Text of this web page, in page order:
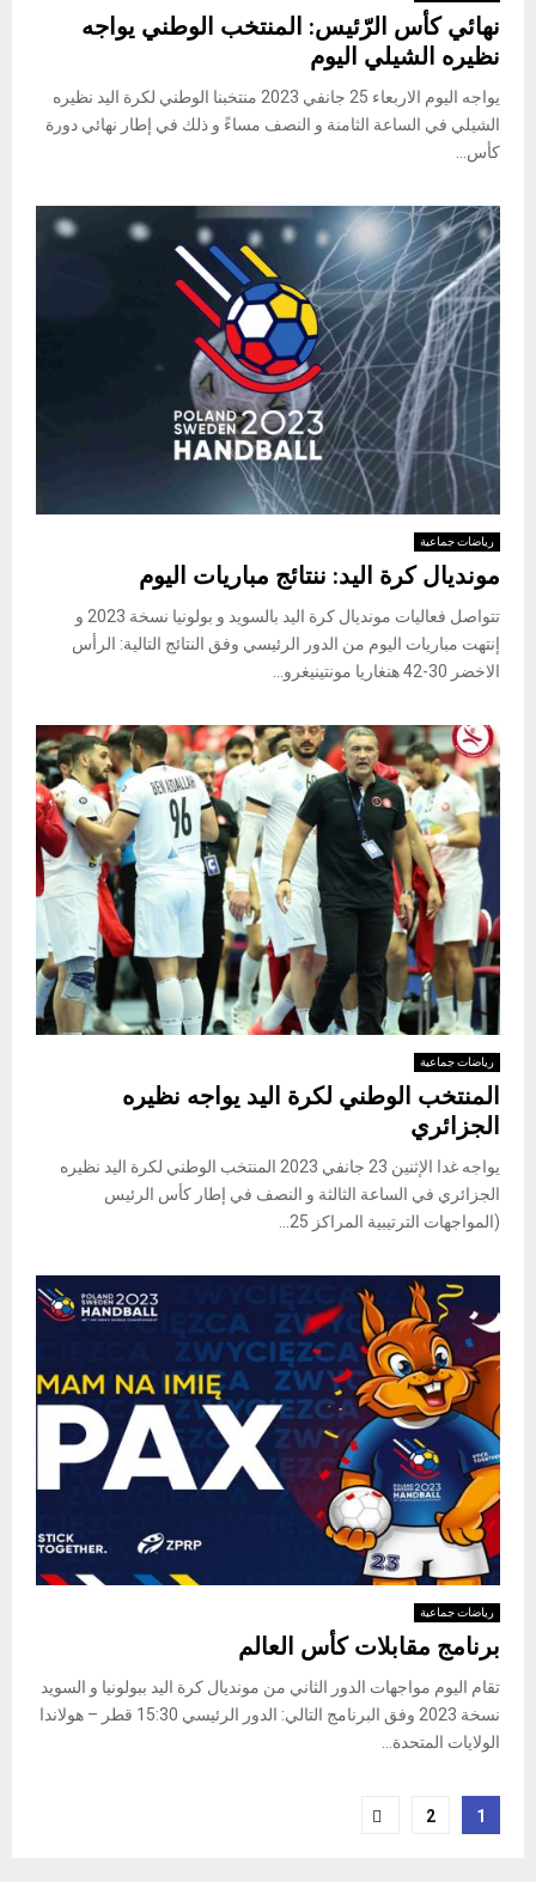
نهائي كأس الرّئيس: المنتخب الوطني يواجه
نظيره الشيلي اليوم
يواجه اليوم الاربعاء 25 جانفي 2023 منتخبنا الوطني لكرة اليد نظيره
الشيلي في الساعة الثامنة و النصف مساءً و ذلك في إطار نهائي دورة
كأس...
رياضات جماعية
مونديال كرة اليد: ننتائج مباريات اليوم
تتواصل فعاليات مونديال كرة اليد بالسويد و بولونيا نسخة 2023 و
إنتهت مباريات اليوم من الدور الرئيسي وفق النتائج التالية: الرأس
الاخضر 30-42 هنغاريا مونتينيغرو...
رياضات جماعية
المنتخب الوطني لكرة اليد يواجه نظيره
الجزائري
يواجه غدا الإثنين 23 جانفي 2023 المنتخب الوطني لكرة اليد نظيره
الجزائري في الساعة الثالثة و النصف في إطار كأس الرئيس
(المواجهات الترتيبية المراكز 25...
رياضات جماعية
برنامج مقابلات كأس العالم
تقام اليوم مواجهات الدور الثاني من مونديال كرة اليد ببولونيا و السويد
نسخة 2023 وفق البرنامج التالي: الدور الرئيسي 15:30 قطر – هولاندا
الولايات المتحدة...
Posts
1
2